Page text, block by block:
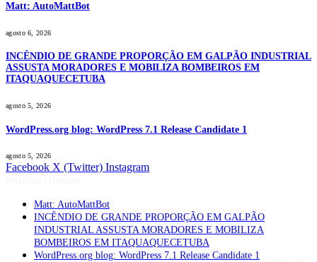
Matt: AutoMattBot
agosto 6, 2026
INCÊNDIO DE GRANDE PROPORÇÃO EM GALPÃO INDUSTRIAL
ASSUSTA MORADORES E MOBILIZA BOMBEIROS EM
ITAQUAQUECETUBA
agosto 5, 2026
WordPress.org blog: WordPress 7.1 Release Candidate 1
agosto 5, 2026
Facebook X (Twitter) Instagram
Matt: AutoMattBot
INCÊNDIO DE GRANDE PROPORÇÃO EM GALPÃO
INDUSTRIAL ASSUSTA MORADORES E MOBILIZA
BOMBEIROS EM ITAQUAQUECETUBA
WordPress.org blog: WordPress 7.1 Release Candidate 1